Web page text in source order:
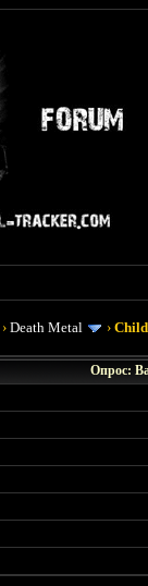
›Death Metal ›
Опрос: